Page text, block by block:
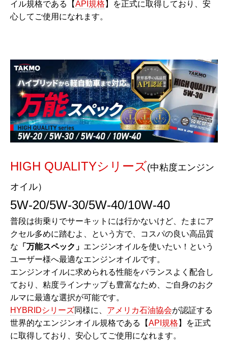
イル規格である【API規格 】を正式に取得しており、安
心してご使用になれます。
HIGH QUALITYシリーズ(中粘度エンジン
オイル）
5W-20/5W-30/5W-40/10W-40
普段は街乗りでサーキットには行かないけど、たまにア
クセル多めに踏むよ、という方で、コスパの良い高品質
な 「万能スペック」 エンジンオイルを使いたい！という
ユーザー様へ最適なエンジンオイルです。
エンジンオイルに求められる性能をバランスよく配合し
ており、粘度ラインナップも豊富なため、ご自身のおク
ルマに最適な選択が可能です。
HYBRIDシリーズ同様に、 アメリカ石油協会が認証する
世界的なエンジンオイル規格である【API規格 】を正式
に取得しており、安心してご使用になれます。